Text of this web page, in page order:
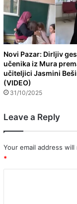
Novi Pazar: Dirljiv
učenika iz Mura
učiteljici Jasmini
(VIDEO)
31/10/2025
Leave a Reply
Your email address
*